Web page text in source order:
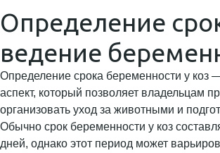
Определение
ведение
Определение срока беременности у коз
аспект, который позволяет владельцам
организовать уход за животными и
Обычно срок беременности у коз
дней, однако этот период может